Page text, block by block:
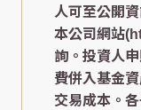
人可至公開
本公司網站
詢。投資人
費併入基金
交易成本。